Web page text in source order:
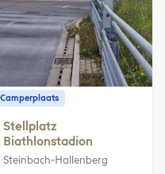
Camperplaats
Stellplatz
Biathlonstadion
Steinbach-Hallenberg